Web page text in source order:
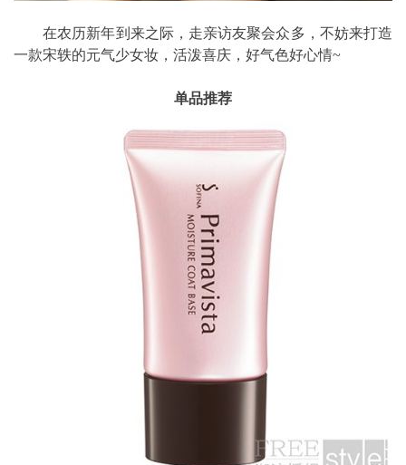
在农历新年到来之际，走亲访友聚会众多，不妨来打造
一款宋轶的元气少女妆，活泼喜庆，好气色好心情~
单品推荐